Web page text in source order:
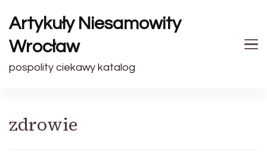
Artykuły Niesamowity
Wrocław
pospolity ciekawy katalog
zdrowie